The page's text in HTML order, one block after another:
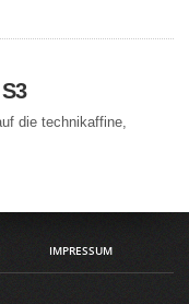
die technikaffine,
IMPRESSUM